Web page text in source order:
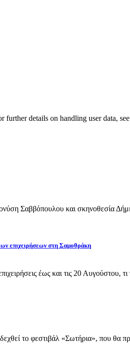
further details on handling user data,
Σαββόπουλου και σκηνοθεσία
επιχειρήσεων στη Σαμοθράκη
έως και τις 20 Αυγούστου, τι
το φεστιβάλ «Σωτήρια», που θα